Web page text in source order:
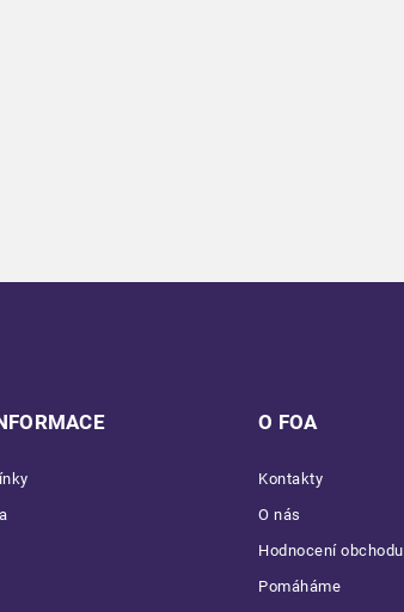
O FOA
Kontakty
O nás
Hodnocení obchodu
Pomáháme